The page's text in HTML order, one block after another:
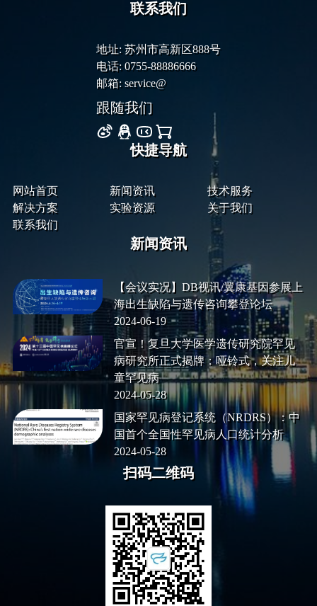
联系我们
地址: 苏州市高新区888号
电话: 0755-88886666
邮箱: service@
跟随我们
快捷导航
网站首页 新闻资讯
技术服务
解决方案
实验资源
关于我们
联系我们
新闻资讯
【会议实况】DB视讯/翼康基因参展上
海出生缺陷与遗传咨询攀登论坛
2024-06-19
官宣！复旦大学医学遗传研究院罕见
病研究所正式揭牌：哑铃式，关注儿
童罕见病
2024-05-28
国家罕见病登记系统（NRDRS）：中
国首个全国性罕见病人口统计分析
2024-05-28
扫码二维码